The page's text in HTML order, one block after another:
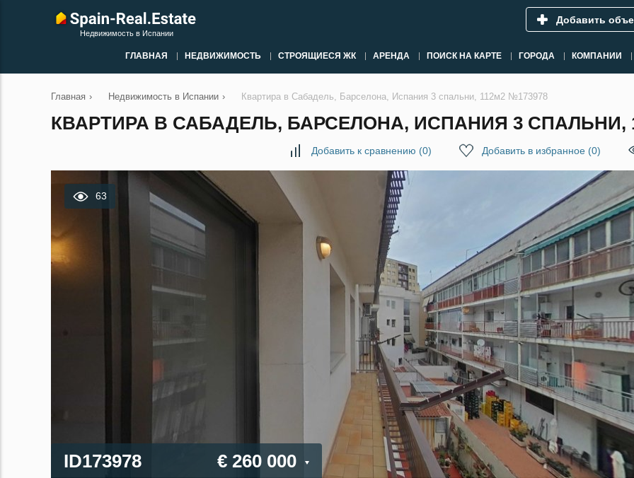
Недвижимость в Испании
Добавить
ГЛАВНАЯ НЕДВИЖИМОСТЬ СТРОЯЩИЕСЯ ЖК АРЕНДА ПОИСК НА КАРТЕ ГОРОДА КОМПАНИИ
Главная › Недвижимость в Испании › Квартира в Сабадель, Барселона, Испания 3 спальни, 112м2 №173978
КВАРТИРА В САБАДЕЛЬ, БАРСЕЛОНА, ИСПАНИЯ 3 СПАЛЬНИ,
Добавить к сравнению (0) Добавить в избранное (0)
63
ID173978 € 260 000